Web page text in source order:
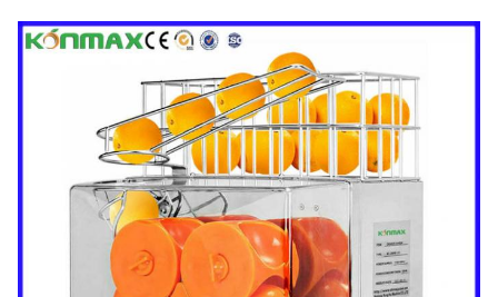
लोडिंग
120PCS गारंटी 1 वर्ष